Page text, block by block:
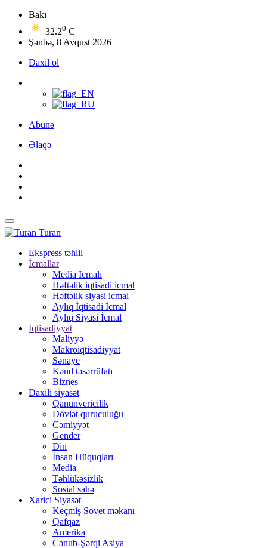
Bakı
32.20 C
Şənbə, 8 Avqust 2026
Daxil ol
Abunə
Əlaqə
Turan
Ekspress təhlil
İcmallar
Media İcmalı
Həftəlik iqtisadi icmal
Həftəlik siyasi icmal
Aylıq İqtisadi İcmal
Aylıq Siyasi İcmal
İqtisadiyyat
Maliyyə
Makroiqtisadiyyat
Sənaye
Kənd təsərrüfatı
Biznes
Daxili siyasət
Qanunvericilik
Dövlət quruculuğu
Cəmiyyət
Gender
Din
İnsan Hüquqları
Media
Təhlükəsizlik
Sosial sahə
Xarici Siyasət
Keçmiş Sovet məkanı
Qafqaz
Amerika
Cənub-Şərqi Asiya